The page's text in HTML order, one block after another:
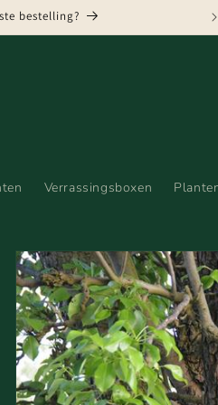
bestelling?
Verrassingsboxen